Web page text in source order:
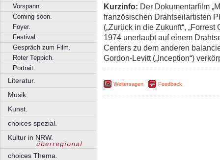
Vorspann.
Coming soon.
Foyer.
Festival.
Gespräch zum Film.
Roter Teppich.
Portrait.
Literatur.
Musik.
Kunst.
choices spezial.
Kultur in NRW.
choices Thema.
Kurzinfo: Der Dokumentarfilm
französischen Drahtseilartisten
(„Zurück in die Zukunft“,
1974 unerlaubt auf einem
Centers zu dem anderen
Gordon-Levitt („Inception“)
Weitersagen Feedback